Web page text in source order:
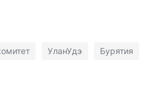
УланУдэ Бурятия